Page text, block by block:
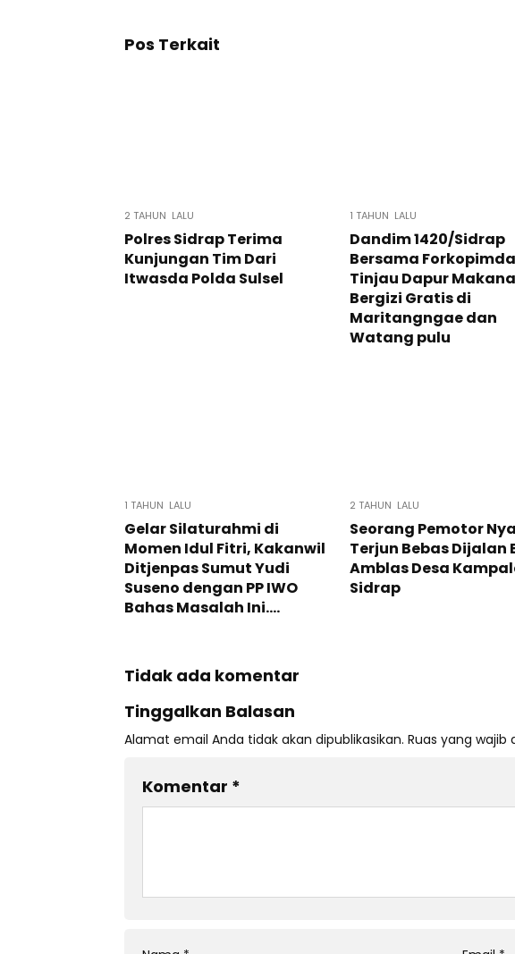
Pos Terkait
2 TAHUN LALU
Polres Sidrap Terima
Kunjungan Tim Dari
Itwasda Polda Sulsel
1 TAHUN LALU
Dandim 1420/Sidrap
Bersama Forkopimda
Tinjau Dapur
Bergizi Gratis di
Maritangngae dan
Watang pulu
1 TAHUN LALU
Gelar Silaturahmi di
Momen Idul Fitri, Kakanwil
Ditjenpas Sumut Yudi
Suseno dengan PP IWO
Bahas Masalah Ini….
2 TAHUN LALU
Seorang Pemotor
Terjun Bebas Dijalan
Amblas Desa
Sidrap
Tidak ada komentar
Tinggalkan Balasan
Alamat email Anda tidak akan dipublikasikan. Ruas yang wajib
Komentar *